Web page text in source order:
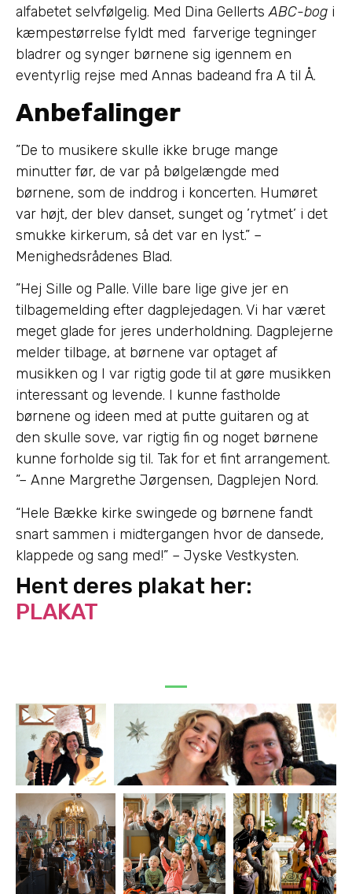
alfabetet selvfølgelig. Med Dina GellertsABC-bog i
kæmpestørrelse fyldt med farverige tegninger
bladrer og synger børnene sig igennem en
eventyrlig rejse med Annas badeand fra A til Å.
Anbefalinger
”De to musikere skulle ikke bruge mange
minutter før, de var på bølgelængde med
børnene, som de inddrog i koncerten. Humøret
var højt, der blev danset, sunget og ’rytmet’ i det
smukke kirkerum, så det var en lyst.” –
Menighedsrådenes Blad.
”Hej Sille og Palle. Ville bare lige give jer en
tilbagemelding efter dagplejedagen. Vi har været
meget glade for jeres underholdning. Dagplejerne
melder tilbage, at børnene var optaget af
musikken og I var rigtig gode til at gøre musikken
interessant og levende. I kunne fastholde
børnene og ideen med at putte guitaren og at
den skulle sove, var rigtig fin og noget børnene
kunne forholde sig til. Tak for et fint arrangement.
”– Anne Margrethe Jørgensen, Dagplejen Nord.
“Hele Bække kirke swingede og børnene fandt
snart sammen i midtergangen hvor de dansede,
klappede og sang med!” – Jyske Vestkysten.
Hent deres plakat her:
PLAKAT